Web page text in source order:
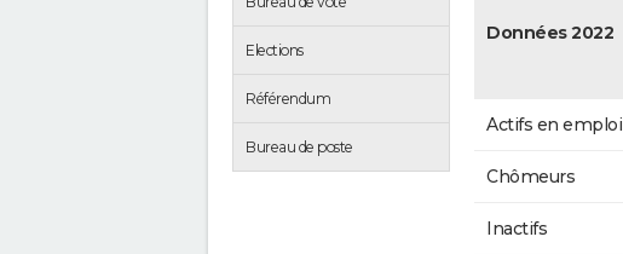
Elections
Référendum
Bureau de poste
Données 2022
Actifs en emploi
Chômeurs
Inactifs